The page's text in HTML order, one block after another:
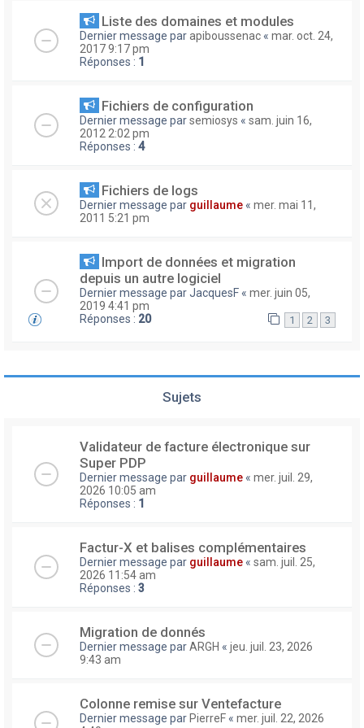
Liste des domaines et modules
Dernier message parapiboussenac « mar. oct. 24,
2017 9:17 pm
Réponses : 1
Fichiers de configuration
Dernier message parsemiosys « sam. juin 16,
2012 2:02 pm
Réponses : 4
Fichiers de logs
Dernier message par guillaume « mer. mai 11,
2011 5:21 pm
Import de données et migration
depuis un autre logiciel
Dernier message parJacquesF « mer. juin 05,
2019 4:41 pm
Réponses : 20 1 2 3
Sujets
Validateur de facture électronique sur
Super PDP
Dernier message par guillaume « mer. juil. 29,
2026 10:05 am
Réponses : 1
Factur-X et balises complémentaires
Dernier message par guillaume « sam. juil. 25,
2026 11:54 am
Réponses : 3
Migration de donnés
Dernier message parARGH « jeu. juil. 23, 2026
9:43 am
Colonne remise sur Ventefacture
Dernier message par PierreF « mer. juil. 22, 2026